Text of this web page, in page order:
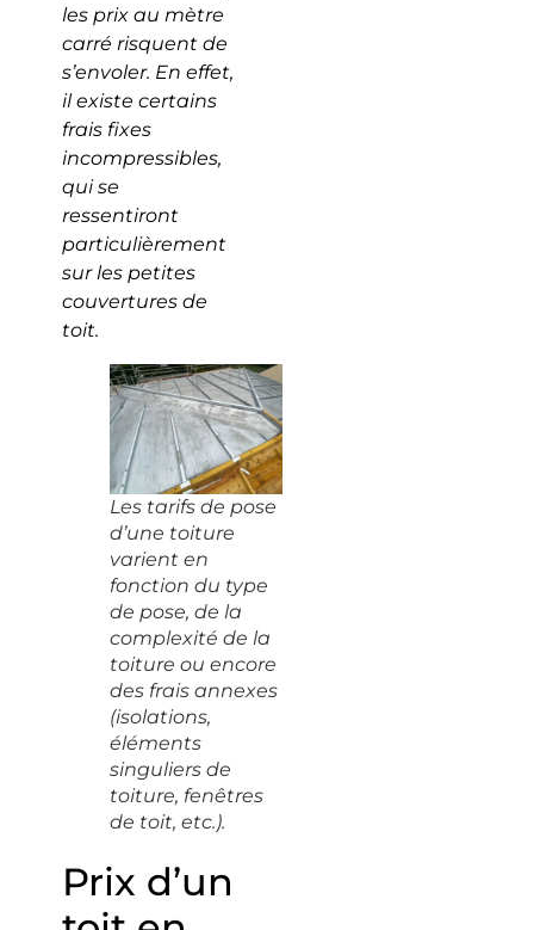
les prix au mètre
carré risquent de
s’envoler. En effet,
il existe certains
frais fixes
incompressibles,
qui se
ressentiront
particulièrement
sur les petites
couvertures de
toit.
Les tarifs de pose
d’une toiture
varient en
fonction du type
de pose, de la
complexité de la
toiture ou encore
des frais annexes
(isolations,
éléments
singuliers de
toiture, fenêtres
de toit, etc.).
Prix d’un